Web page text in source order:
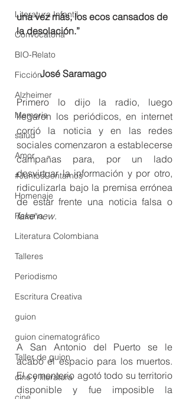
Literatura Infantil
Convocatoria
BIO-Relato
Ficción
Alzheimer
Memoria
salud
Amor
#JuntosContamos
Homenaje
Reseña
Literatura Colombiana
Talleres
Periodismo
Escritura Creativa
guion
guion cinematográfico
Taller de guion
cine y literatura
una vez más, los ecos cansados de
la desolación.”
José Saramago
Primero lo dijo la radio, luego
llegaron los periódicos, en internet
corrió la noticia y en las redes
sociales comenzaron a establecerse
campañas para, por un lado
desvirtuar la información y por otro,
ridiculizarla bajo la premisa errónea
de estar frente una noticia falsa o
fake new.
A San Antonio del Puerto se le
acabó el espacio para los muertos.
El cementerio agotó todo su territorio
disponible y fue imposible la